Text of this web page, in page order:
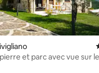
sur 5, 51 commentaires
et parc avec vue sur